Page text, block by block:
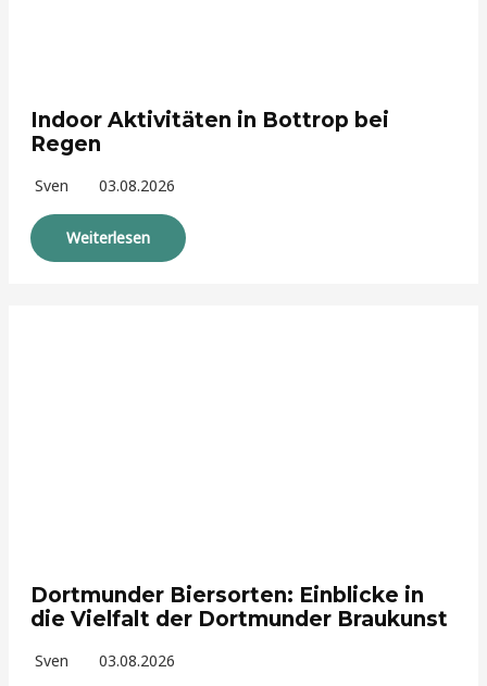
Indoor Aktivitäten in Bottrop bei
Regen
Sven 03.08.2026
Weiterlesen
Dortmunder Biersorten: Einblicke in
die Vielfalt der Dortmunder Braukunst
Sven 03.08.2026